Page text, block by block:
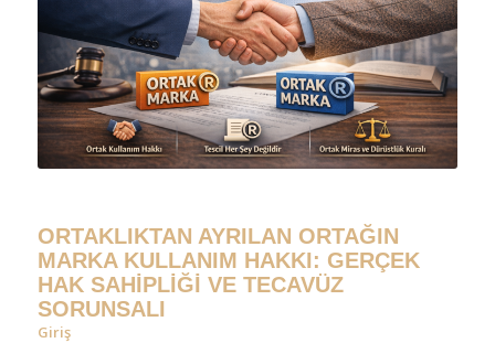
ORTAKLIKTAN AYRILAN ORTAĞIN
MARKA KULLANIM HAKKI: GERÇEK
HAK SAHİPLİĞİ VE TECAVÜZ
SORUNSALI
Giriş